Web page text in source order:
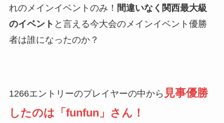
れのメインイベントのみ！ 間違いなく関西最大級
のイベント と言える今大会のメインイベント優勝
者は誰になったのか？
1266エントリーのプレイヤーの中から 見事優勝
したのは「funfun」さん！